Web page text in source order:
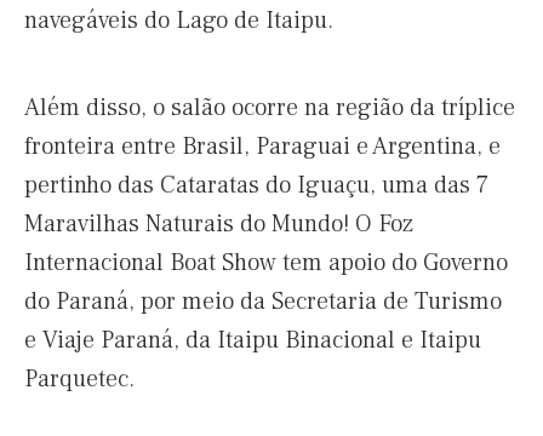
navegáveis do Lago de Itaipu.
Além disso, o salão ocorre na região da tríplice
fronteira entre Brasil, Paraguai e Argentina, e
pertinho das Cataratas do Iguaçu, uma das 7
Maravilhas Naturais do Mundo! O Foz
Internacional Boat Show tem apoio do Governo
do Paraná, por meio da Secretaria de Turismo
e Viaje Paraná, da Itaipu Binacional e Itaipu
Parquetec.